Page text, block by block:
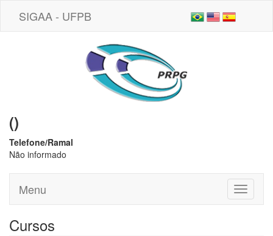
SIGAA - UFPB
()
Telefone/Ramal
Não informado
Toggle
Menu
Cursos